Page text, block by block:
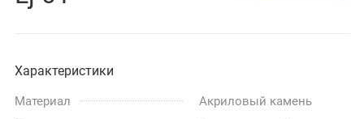
Характеристики
Материал
Акриловый камень